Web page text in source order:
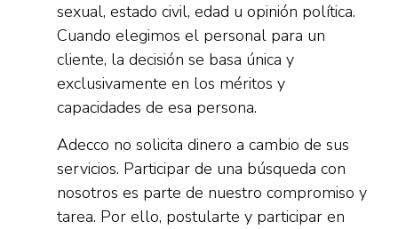
sexual, estado civil, edad u opinión política.
Cuando elegimos el personal para un
cliente, la decisión se basa única y
exclusivamente en los méritos y
capacidades de esa persona.
Adecco no solicita dinero a cambio de sus
servicios. Participar de una búsqueda con
nosotros es parte de nuestro compromiso y
tarea. Por ello, postularte y participar en